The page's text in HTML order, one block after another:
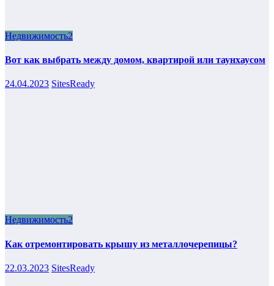
Недвижимость2
Вот как выбрать между домом, квартирой или таунхаусом
24.04.2023 SitesReady
Недвижимость2
Как отремонтировать крышу из металлочерепицы?
22.03.2023 SitesReady